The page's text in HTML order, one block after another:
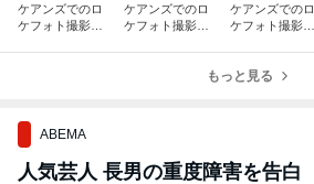
ケアンズでのロ
ケフォト撮影
ケアンズでのロ
ケフォト撮影
ケアンズでのロ
ケフォト撮影
もっと見る
ABEMA
人気芸人 長男の重度障害を告白